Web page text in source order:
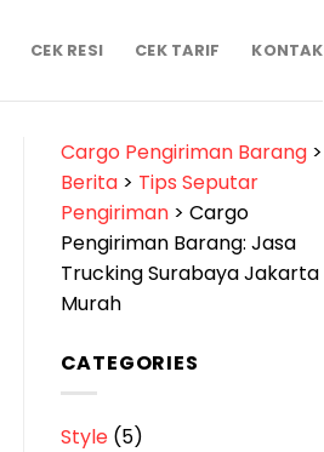
CEK RESI CEK TARIF KONTAK
Cargo Pengiriman Barang>
Berita> Tips Seputar
Pengiriman> Cargo
Pengiriman Barang: Jasa
Trucking Surabaya Jakarta
Murah
CATEGORIES
Style(5)